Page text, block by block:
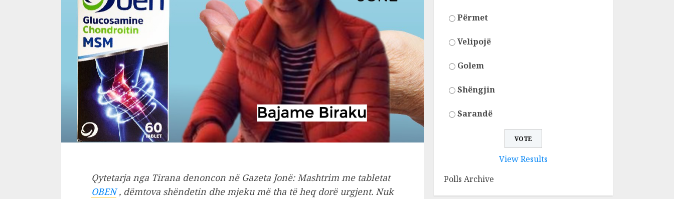
Qytetarja nga Tirana denoncon në Gazeta Jonë: Mashtrim me tabletat
OBEN, dëmtova shëndetin dhe mjeku më tha të heq dorë urgjent. Nuk
Përmet
Velipojë
Golem
Shëngjin
Sarandë
View Results
Polls Archive